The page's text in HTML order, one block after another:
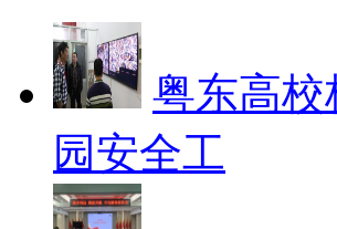
粤东高
园安全工